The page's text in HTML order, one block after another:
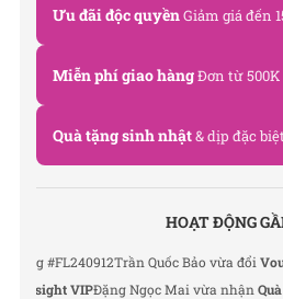
Ưu đãi độc quyềnGiảm giá đến
Miễn phí giao hàngĐơn từ 500K
Quà tặng sinh nhật& dịp đặc
HOẠT ĐỘNG
Trần Quốc Bảo vừa đổiVoucher
VIPĐặng Ngọc Mai vừa nhậnQuà